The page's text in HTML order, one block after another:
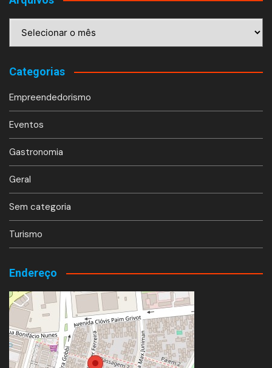
Categorias
Empreendedorismo
Eventos
Gastronomia
Geral
Sem categoria
Turismo
Endereço